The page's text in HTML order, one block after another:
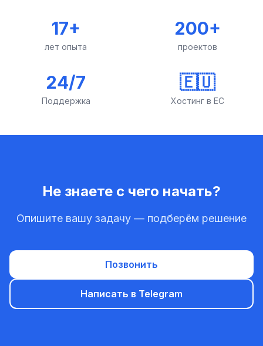
17+
лет опыта
200+
проектов
24/7
Поддержка
🇪🇺
Хостинг в ЕС
Не знаете с чего начать?
Опишите вашу задачу — подберём решение
Позвонить
Написать в Telegram